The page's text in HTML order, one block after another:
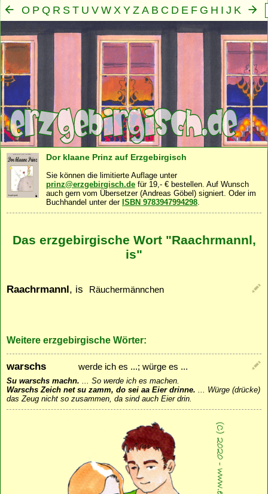
O P Q R S T U V W X Y Z A B C D E F G H I J K
Mensch
Seele Geist·Familie Gemeinschaft·
Dor klaane Prinz auf Erzgebirgisch
Sie können die limitierte Auflage unter
prinz@erzgebirgisch.de für 19,- € bestellen. Auf Wunsch
auch gern vom Übersetzer (Andreas Göbel) signiert. Oder im
Buchhandel unter der ISBN 9783947994298.
Das erzgebirgische Wort "Raachrmannl,
is"
Raachrmannl, is Räuchermännchen
Weitere erzgebirgische Wörter:
warschs werde ich es ...; würge es ...
Su warschs machn. ... So werde ich es machen.
Warschs Zeich net su zamm, do sei aa Eier drinne. ... Würge (drücke)
das Zeug nicht so zusammen, da sind auch Eier drin.